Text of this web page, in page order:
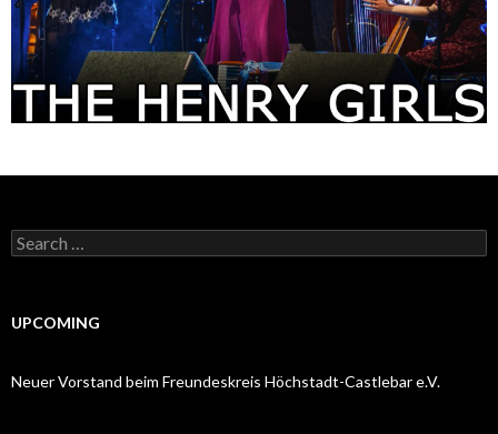
Search
for:
UPCOMING
Neuer Vorstand beim Freundeskreis Höchstadt-Castlebar e.V.